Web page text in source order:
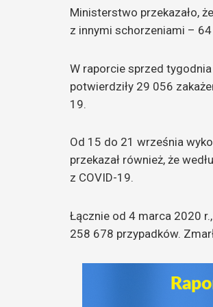
Ministerstwo przekazało,
z innymi schorzeniami – 64
W raporcie sprzed
potwierdziły 29 056
19.
Od 15 do 21 września
przekazał również, że
z COVID-19.
Łącznie od 4 marca 2020
258 678 przypadków.